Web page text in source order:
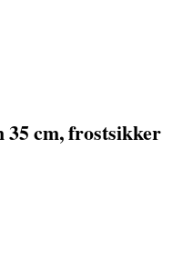
35 cm, frostsikker